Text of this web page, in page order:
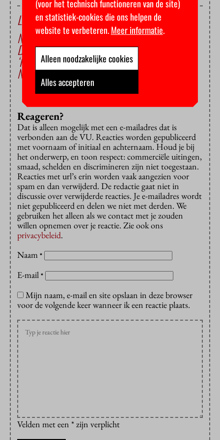
Lees ook
Nederlands terug aan de VU
De kunst van het ver-tra-gen
‘Het is belangrijk dat studenten het
Nederlands als taal waarderen’
Reageren?
Dat is alleen mogelijk met een e-mailadres dat is
verbonden aan de VU. Reacties worden gepubliceerd
met voornaam of initiaal en achternaam. Houd je bij
het onderwerp, en toon respect: commerciële uitingen,
smaad, schelden en discrimineren zijn niet toegestaan.
Reacties met url’s erin worden vaak aangezien voor
spam en dan verwijderd. De redactie gaat niet in
discussie over verwijderde reacties. Je e-mailadres wordt
niet gepubliceerd en delen we niet met derden. We
gebruiken het alleen als we contact met je zouden
willen opnemen over je reactie. Zie ook ons
privacybeleid.
Naam *
E-mail *
Mijn naam, e-mail en site opslaan in deze browser
voor de volgende keer wanneer ik een reactie plaats.
Velden met een * zijn verplicht
(voor het technisch functioneren van de site)
en statistiek-cookies die ons helpen de
website te verbeteren.Meer informatie.
Alleen noodzakelijke cookies
Alles accepteren